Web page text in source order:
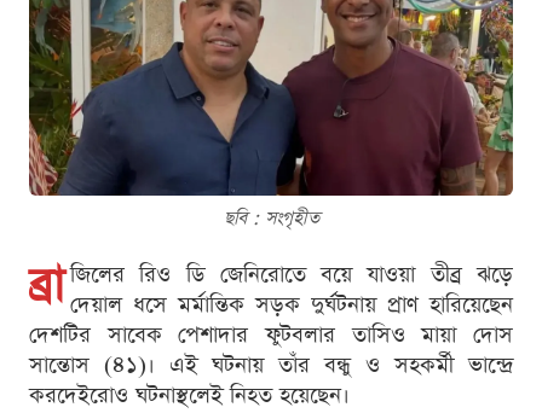
ছবি : সংগৃহীত
ব্রা জিলের রিও ডি জেনিরোতে বয়ে যাওয়া তীব্র ঝড়ে
দেয়াল ধসে মর্মান্তিক সড়ক দুর্ঘটনায় প্রাণ হারিয়েছেন
দেশটির সাবেক পেশাদার ফুটবলার তাসিও মায়া দোস
সান্তোস (৪১)। এই ঘটনায় তাঁর বন্ধু ও সহকর্মী ভান্দ্রে
করদেইরোও ঘটনাস্থলেই নিহত হয়েছেন।